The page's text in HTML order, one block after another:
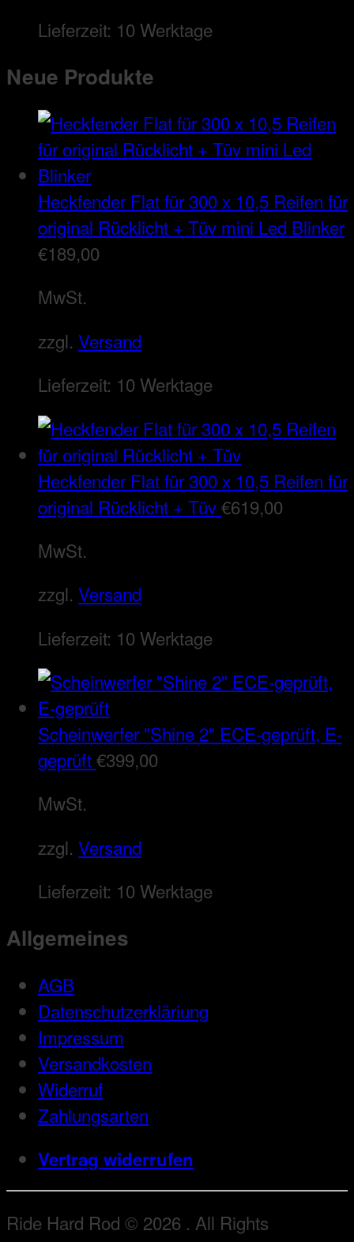
Lieferzeit: 10 Werktage
Neue Produkte
Heckfender Flat für 300 x 10,5 Reifen für
original Rücklicht + Tüv mini Led Blinker
€189,00
MwSt.
zzgl. Versand
Lieferzeit: 10 Werktage
Heckfender Flat für 300 x 10,5 Reifen für
original Rücklicht + Tüv€619,00
MwSt.
zzgl. Versand
Lieferzeit: 10 Werktage
Scheinwerfer "Shine 2" ECE-geprüft, E-
geprüft€399,00
MwSt.
zzgl. Versand
Lieferzeit: 10 Werktage
Allgemeines
AGB
Datenschutzerkläriung
Impressum
Versandkosten
Widerruf
Zahlungsarten
Vertrag widerrufen
Ride Hard Rod © 2026 . All Rights